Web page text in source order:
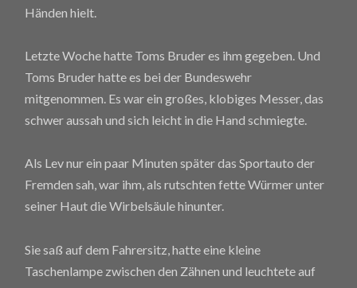
Händen hielt.
Letzte Woche hatte Toms Bruder es ihm gegeben. Und
Toms Bruder hatte es bei der Bundeswehr
mitgenommen. Es war ein großes, klobiges Messer, das
schwer aussah und sich leicht in die Hand schmiegte.
Als Lev nur ein paar Minuten später das Sportauto der
Fremden sah, war ihm, als rutschten fette Würmer unter
seiner Haut die Wirbelsäule hinunter.
Sie saß auf dem Fahrersitz, hatte eine kleine
Taschenlampe zwischen den Zähnen und leuchtete auf